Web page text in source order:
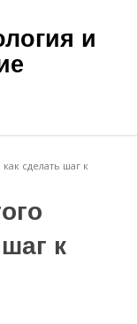
и
сделать шаг к
к